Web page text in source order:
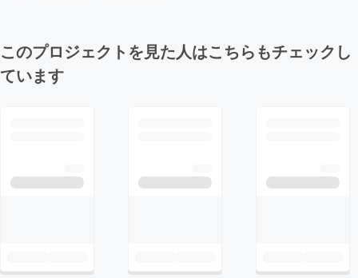
このプロジェクトを見た人はこちらもチェックし
ています